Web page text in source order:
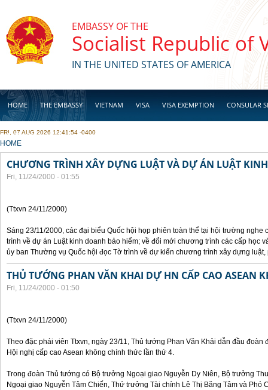
EMBASSY OF THE
Socialist Republic of
IN THE UNITED STATES OF AMERICA
HOME THE EMBASSY VIETNAM VISA VISA EXEMPTION CONSULAR
BUSINESS
FRI, 07 AUG 2026 12:41:54 -0400
YOU ARE HERE
HOME
CHƯƠNG TRÌNH XÂY DỰNG LUẬT VÀ DỰ ÁN LUẬT
Fri, 11/24/2000 - 01:55
(Ttxvn 24/11/2000)
Sáng 23/11/2000, các đại biểu Quốc hội họp phiên toàn thể tại hội trường nghe
trình về dự án Luật kinh doanh bảo hiểm; về đổi mới chương trình các cấp học
ủy ban Thường vụ Quốc hội đọc Tờ trình về dự kiến chương trình xây dựng
THỦ TƯỚNG PHAN VĂN KHAI DỰ HN CẤP CAO ASEAN
Fri, 11/24/2000 - 01:50
(Ttxvn 24/11/2000)
Theo đặc phái viên Ttxvn, ngày 23/11, Thủ tướng Phan Văn Khải dẫn đầu
Hội nghị cấp cao Asean không chính thức lần thứ 4.
Trong đoàn Thủ tướng có Bộ trưởng Ngoại giao Nguyễn Dy Niên, Bộ trưởng
Ngoại giao Nguyễn Tâm Chiến, Thứ trưởng Tài chính Lê Thị Băng Tâm và Phó